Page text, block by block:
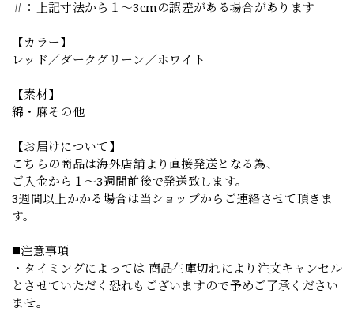
＃：上記寸法から１～3cmの誤差がある場合があります
【カラー】
レッド／ダークグリーン／ホワイト
【素材】
綿・麻その他
【お届けについて】
こちらの商品は海外店舗より直接発送となる為、
ご入金から１～3週間前後で発送致します。
3週間以上かかる場合は当ショップからご連絡させて頂きま
す。
◼️注意事項
・タイミングによっては 商品在庫切れにより注文キャンセル
とさせていただく恐れもございますので予めご了承ください
ませ。